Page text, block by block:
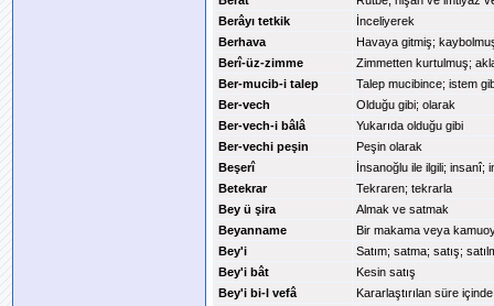
Berâyı tetkik
İnceliyerek
Berhava
Havaya gitmiş;
Berî-üz-zimme
Zimmetten kurtulmuş;
Ber-mucib-i talep
Talep mucibince; istem
Ber-vech
Olduğu gibi; olarak
Ber-vech-i bâlâ
Yukarıda olduğu gibi
Ber-vechi peşin
Peşin olarak
Beşerî
İnsanoğlu ile ilgili; insanî;
Betekrar
Tekraren; tekrarla
Bey ü şira
Almak ve satmak
Beyanname
Bir makama veya
Bey'i
Satım; satma; satış;
Bey'i bât
Kesin satış
Bey'i bi-l vefâ
Kararlaştırılan süre